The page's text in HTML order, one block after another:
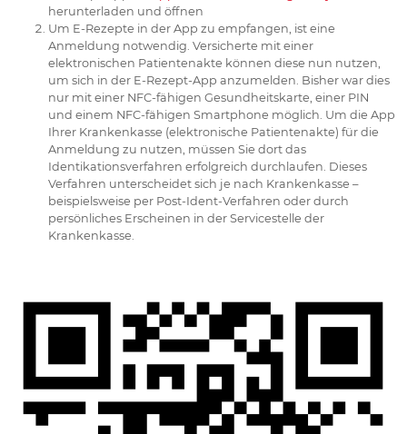
herunterladen und öffnen
Um E-Rezepte in der App zu empfangen, ist eine
Anmeldung notwendig. Versicherte mit einer
elektronischen Patientenakte können diese nun nutzen,
um sich in der E⁠-⁠Rezept-App anzumelden. Bisher war dies
nur mit einer NFC-fähigen Gesundheitskarte, einer PIN
und einem NFC-fähigen Smartphone möglich. Um die App
Ihrer Krankenkasse (elektronische Patientenakte) für die
Anmeldung zu nutzen, müssen Sie dort das
Identikationsverfahren erfolgreich durchlaufen. Dieses
Verfahren unterscheidet sich je nach Krankenkasse –
beispielsweise per Post-Ident-Verfahren oder durch
persönliches Erscheinen in der Servicestelle der
Krankenkasse.